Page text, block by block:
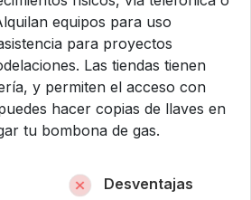
equipos para uso
para proyectos
Las tiendas tienen
y permiten el acceso con
hacer copias de llaves en
tu bombona de gas.
Desventajas